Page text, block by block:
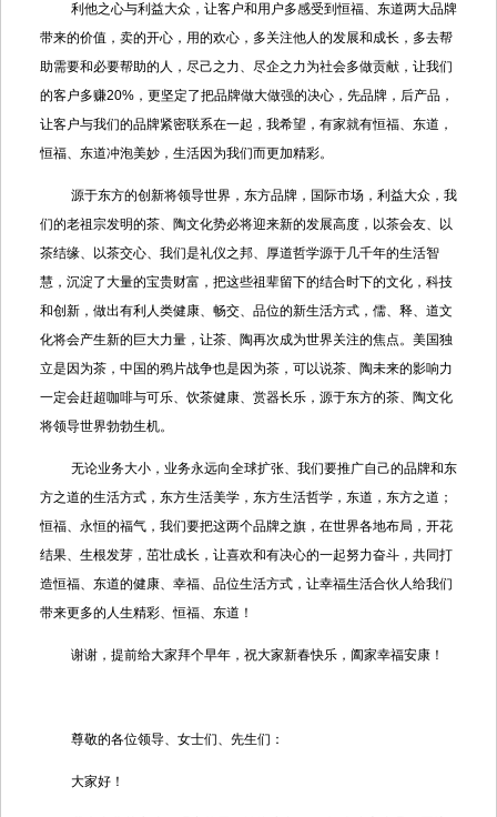
利他之心与利益大众，让客户和用户多感受到恒福、东道两大品牌
带来的价值，卖的开心，用的欢心，多关注他人的发展和成长，多去帮
助需要和必要帮助的人，尽己之力、尽企之力为社会多做贡献，让我们
的客户多赚20%，更坚定了把品牌做大做强的决心，先品牌，后产品，
让客户与我们的品牌紧密联系在一起，我希望，有家就有恒福、东道，
恒福、东道冲泡美妙，生活因为我们而更加精彩。
源于东方的创新将领导世界，东方品牌，国际市场，利益大众，我
们的老祖宗发明的茶、陶文化势必将迎来新的发展高度，以茶会友、以
茶结缘、以茶交心、我们是礼仪之邦、厚道哲学源于几千年的生活智
慧，沉淀了大量的宝贵财富，把这些祖辈留下的结合时下的文化，科技
和创新，做出有利人类健康、畅交、品位的新生活方式，儒、释、道文
化将会产生新的巨大力量，让茶、陶再次成为世界关注的焦点。美国独
立是因为茶，中国的鸦片战争也是因为茶，可以说茶、陶未来的影响力
一定会赶超咖啡与可乐、饮茶健康、赏器长乐，源于东方的茶、陶文化
将领导世界勃勃生机。
无论业务大小，业务永远向全球扩张、我们要推广自己的品牌和东
方之道的生活方式，东方生活美学，东方生活哲学，东道，东方之道；
恒福、永恒的福气，我们要把这两个品牌之旗，在世界各地布局，开花
结果、生根发芽，茁壮成长，让喜欢和有决心的一起努力奋斗，共同打
造恒福、东道的健康、幸福、品位生活方式，让幸福生活合伙人给我们
带来更多的人生精彩、恒福、东道！
谢谢，提前给大家拜个早年，祝大家新春快乐，阖家幸福安康！
尊敬的各位领导、女士们、先生们：
大家好！